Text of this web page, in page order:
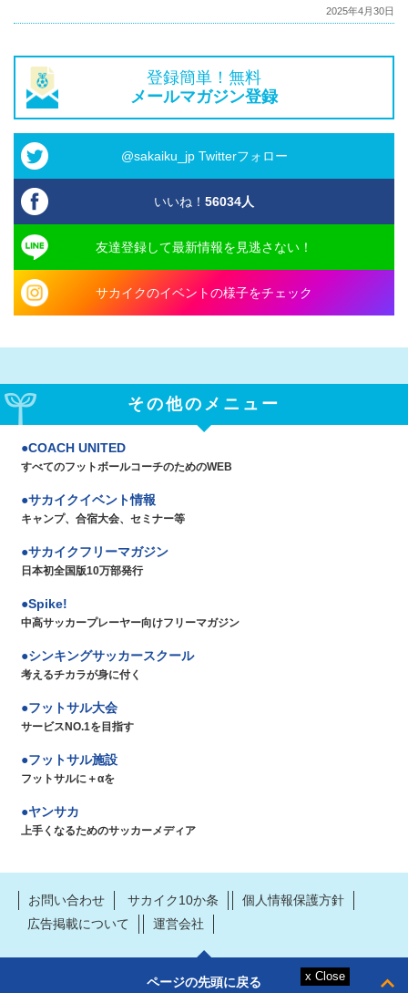
2025年4月30日
登録簡単！無料
メールマガジン登録
@sakaiku_jp Twitterフォロー
いいね！ 56034人
友達登録して最新情報を見逃さない！
サカイクのイベントの様子をチェック
その他のメニュー
COACH UNITED
すべてのフットボールコーチのためのWEB
サカイクイベント情報
キャンプ、合宿大会、セミナー等
サカイクフリーマガジン
日本初全国版10万部発行
Spike!
中高サッカープレーヤー向けフリーマガジン
シンキングサッカースクール
考えるチカラが身に付く
フットサル大会
サービスNO.1を目指す
フットサル施設
フットサルに＋αを
ヤンサカ
上手くなるためのサッカーメディア
お問い合わせ サカイク10か条
個人情報保護方針
広告掲載について
運営会社
ページの先頭に戻る